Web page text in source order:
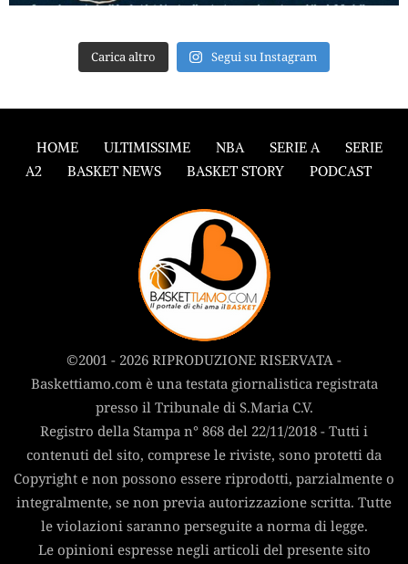
Carica altro Segui su Instagram
HOME ULTIMISSIME NBA SERIE A
SERIE
A2
BASKET NEWS BASKET STORY PODCAST
©2001 - 2026 RIPRODUZIONE RISERVATA -
Baskettiamo.com è una testata giornalistica registrata
presso il Tribunale di S.Maria C.V.
Registro della Stampa n° 868 del 22/11/2018 - Tutti i
contenuti del sito, comprese le riviste, sono protetti da
Copyright e non possono essere riprodotti, parzialmente o
integralmente, se non previa autorizzazione scritta. Tutte
le violazioni saranno perseguite a norma di legge.
Le opinioni espresse negli articoli del presente sito